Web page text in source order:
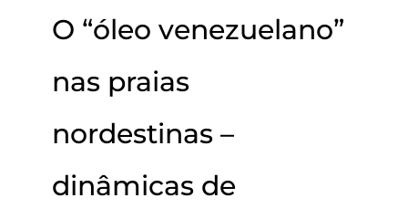
O “óleo venezuelano”
nas praias
nordestinas –
dinâmicas de